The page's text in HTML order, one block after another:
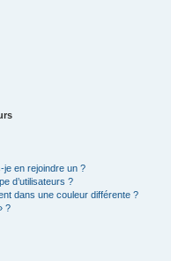
je en rejoindre un ?
d’utilisateurs ?
dans une couleur différente ?
?